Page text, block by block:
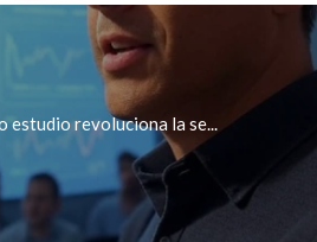
estudio revoluciona la se...